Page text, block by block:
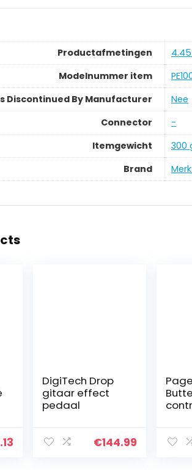
Productafmetingen
Modelnummer item
Discontinued By Manufacturer
‎Nee
Connector
‎-
Itemgewicht
‎300
Brand
DigiTech Drop
gitaar effect
pedaal
€144.99